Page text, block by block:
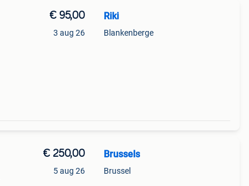
€ 95,00
3 aug 26
Riki
Blankenberge
€ 250,00
5 aug 26
Brussels
Brussel